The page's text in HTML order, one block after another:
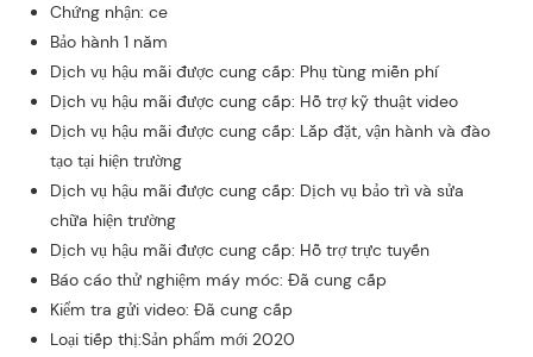
Chứng nhận: ce
Bảo hành 1 năm
Dịch vụ hậu mãi được cung cấp: Phụ tùng miễn phí
Dịch vụ hậu mãi được cung cấp: Hỗ trợ kỹ thuật video
Dịch vụ hậu mãi được cung cấp: Lắp đặt, vận hành và đào
tạo tại hiện trường
Dịch vụ hậu mãi được cung cấp: Dịch vụ bảo trì và sửa
chữa hiện trường
Dịch vụ hậu mãi được cung cấp: Hỗ trợ trực tuyến
Báo cáo thử nghiệm máy móc: Đã cung cấp
Kiểm tra gửi video: Đã cung cấp
Loại tiếp thị:Sản phẩm mới 2020